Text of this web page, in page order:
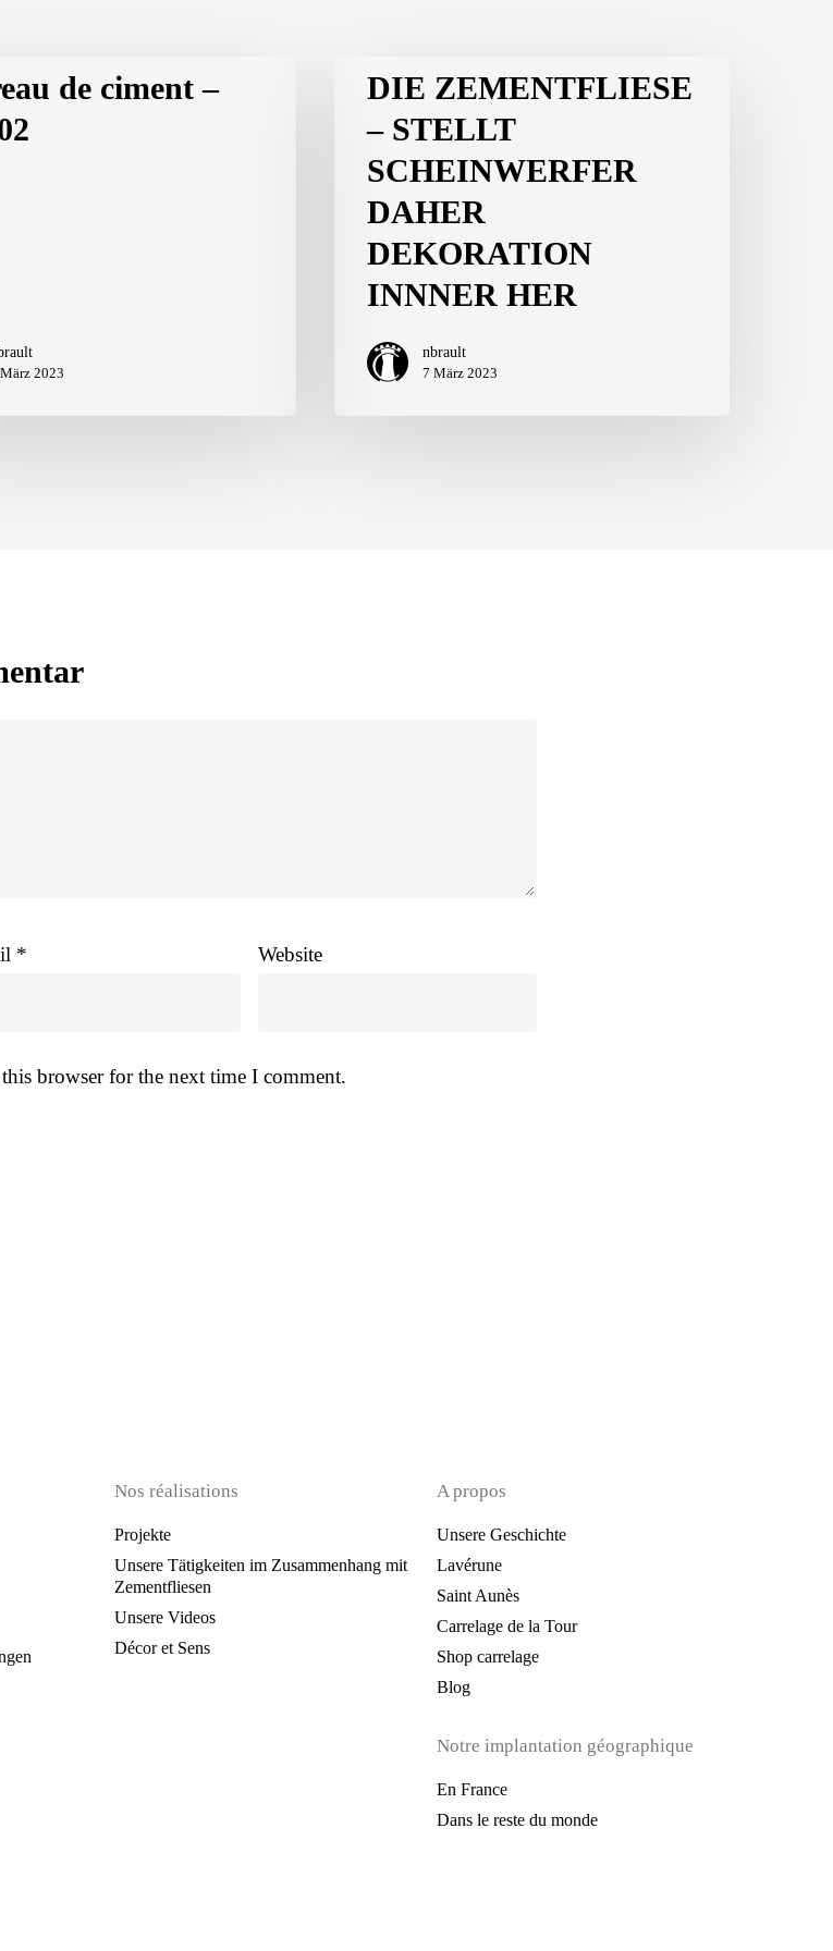
de ciment –
2023
DIE ZEMENTFLIESE
– STELLT
SCHEINWERFER
DAHER
DEKORATION
INNNER HER
nbrault
7 März 2023
* Website
browser for the next time I comment.
Nos réalisations
Projekte
Unsere Tätigkeiten im Zusammenhang mit
Zementfliesen
Unsere Videos
Décor et Sens
A propos
Unsere Geschichte
Lavérune
Saint Aunès
Carrelage de la Tour
Shop carrelage
Blog
Notre implantation géographique
En France
Dans le reste du monde